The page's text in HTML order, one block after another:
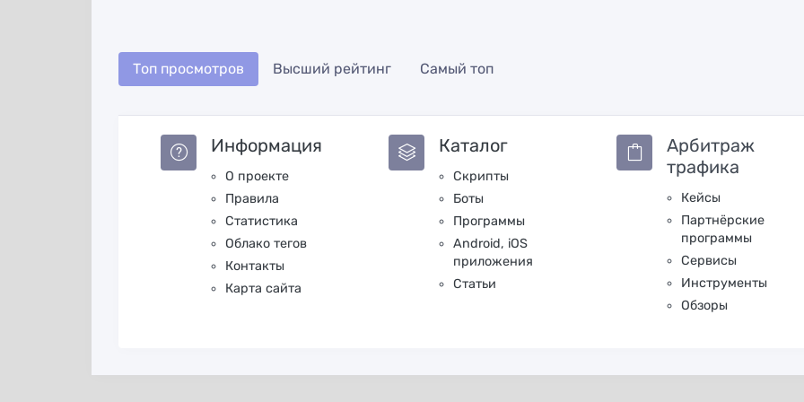
Топ просмотров Высший рейтинг Самый топ
Информация
О проекте
Правила
Статистика
Облако тегов
Контакты
Карта сайта
Каталог
Скрипты
Боты
Программы
Android, iOS
приложения
Статьи
Арбитраж
трафика
Кейсы
Партнёрские
программы
Сервисы
Инструменты
Обзоры